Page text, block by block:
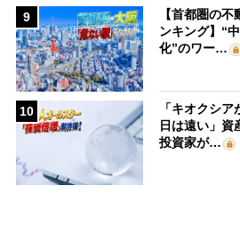
9
【首都圏の
ンキング】“
化”のワー…
10
「キオクシ
日は遠い」資
投資家が…